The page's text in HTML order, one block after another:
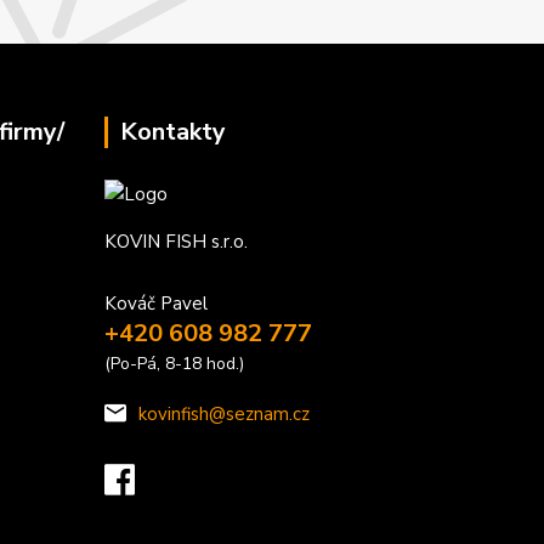
Kontakty
KOVIN FISH s.r.o.
Kováč Pavel
+420 608 982 777
(Po-Pá, 8-18 hod.)
kovinfish@seznam.cz